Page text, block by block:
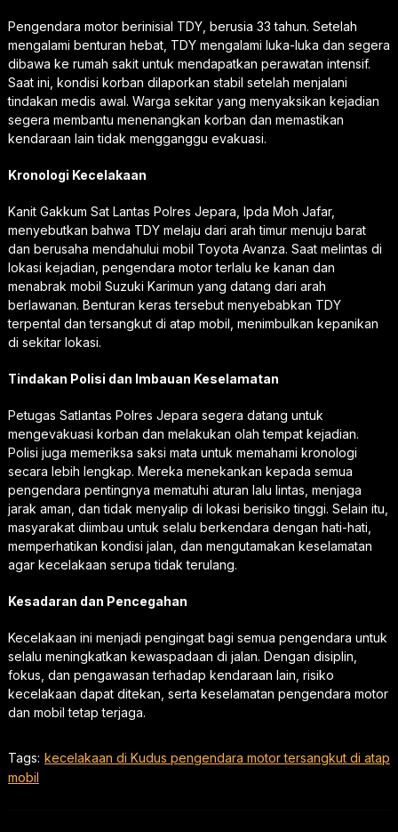
Pengendara motor berinisial TDY, berusia 33 tahun. Setelah
mengalami benturan hebat, TDY mengalami luka-luka dan segera
dibawa ke rumah sakit untuk mendapatkan perawatan intensif.
Saat ini, kondisi korban dilaporkan stabil setelah menjalani
tindakan medis awal. Warga sekitar yang menyaksikan kejadian
segera membantu menenangkan korban dan memastikan
kendaraan lain tidak mengganggu evakuasi.
Kronologi Kecelakaan
Kanit Gakkum Sat Lantas Polres Jepara, Ipda Moh Jafar,
menyebutkan bahwa TDY melaju dari arah timur menuju barat
dan berusaha mendahului mobil Toyota Avanza. Saat melintas di
lokasi kejadian, pengendara motor terlalu ke kanan dan
menabrak mobil Suzuki Karimun yang datang dari arah
berlawanan. Benturan keras tersebut menyebabkan TDY
terpental dan tersangkut di atap mobil, menimbulkan kepanikan
di sekitar lokasi.
Tindakan Polisi dan Imbauan Keselamatan
Petugas Satlantas Polres Jepara segera datang untuk
mengevakuasi korban dan melakukan olah tempat kejadian.
Polisi juga memeriksa saksi mata untuk memahami kronologi
secara lebih lengkap. Mereka menekankan kepada semua
pengendara pentingnya mematuhi aturan lalu lintas, menjaga
jarak aman, dan tidak menyalip di lokasi berisiko tinggi. Selain itu,
masyarakat diimbau untuk selalu berkendara dengan hati-hati,
memperhatikan kondisi jalan, dan mengutamakan keselamatan
agar kecelakaan serupa tidak terulang.
Kesadaran dan Pencegahan
Kecelakaan ini menjadi pengingat bagi semua pengendara untuk
selalu meningkatkan kewaspadaan di jalan. Dengan disiplin,
fokus, dan pengawasan terhadap kendaraan lain, risiko
kecelakaan dapat ditekan, serta keselamatan pengendara motor
dan mobil tetap terjaga.
Tags: kecelakaan di Kudus pengendara motor tersangkut di atap
mobil